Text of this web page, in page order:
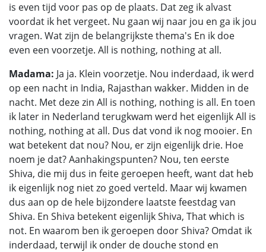
is even tijd voor pas op de plaats. Dat zeg ik alvast
voordat ik het vergeet. Nu gaan wij naar jou en ga ik jou
vragen. Wat zijn de belangrijkste thema's En ik doe
even een voorzetje. All is nothing, nothing at all.
Madama: Ja ja. Klein voorzetje. Nou inderdaad, ik werd
op een nacht in India, Rajasthan wakker. Midden in de
nacht. Met deze zin All is nothing, nothing is all. En toen
ik later in Nederland terugkwam werd het eigenlijk All is
nothing, nothing at all. Dus dat vond ik nog mooier. En
wat betekent dat nou? Nou, er zijn eigenlijk drie. Hoe
noem je dat? Aanhakingspunten? Nou, ten eerste
Shiva, die mij dus in feite geroepen heeft, want dat heb
ik eigenlijk nog niet zo goed verteld. Maar wij kwamen
dus aan op de hele bijzondere laatste feestdag van
Shiva. En Shiva betekent eigenlijk Shiva, That which is
not. En waarom ben ik geroepen door Shiva? Omdat ik
inderdaad, terwijl ik onder de douche stond en